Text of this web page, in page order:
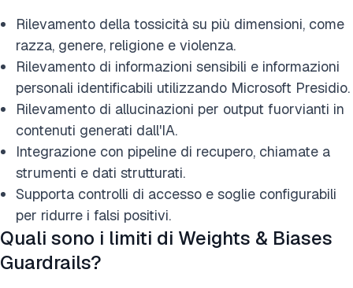
Rilevamento della tossicità su più dimensioni, come
razza, genere, religione e violenza.
Rilevamento di informazioni sensibili e informazioni
personali identificabili utilizzando Microsoft Presidio.
Rilevamento di allucinazioni per output fuorvianti in
contenuti generati dall'IA.
Integrazione con pipeline di recupero, chiamate a
strumenti e dati strutturati.
Supporta controlli di accesso e soglie configurabili
per ridurre i falsi positivi.
Quali sono i limiti di Weights & Biases
Guardrails?